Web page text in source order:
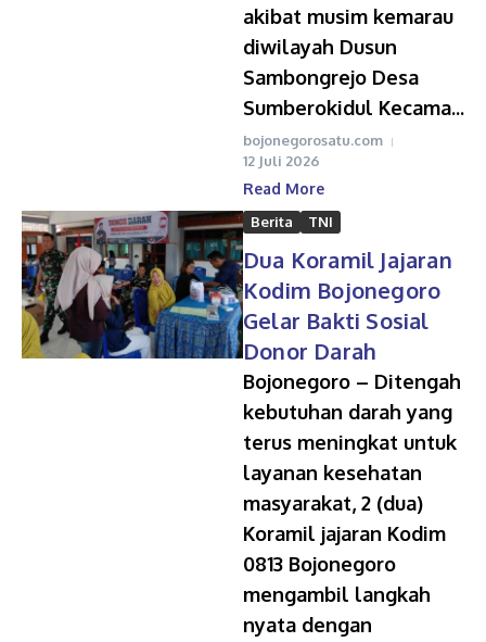
akibat musim kemarau
diwilayah Dusun
Sambongrejo Desa
Sumberokidul Kecama...
bojonegorosatu.com
12 Juli 2026
Read More
Berita TNI
Dua Koramil Jajaran
Kodim Bojonegoro
Gelar Bakti Sosial
Donor Darah
Bojonegoro – Ditengah
kebutuhan darah yang
terus meningkat untuk
layanan kesehatan
masyarakat, 2 (dua)
Koramil jajaran Kodim
0813 Bojonegoro
mengambil langkah
nyata dengan